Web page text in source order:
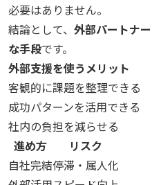
必要はありません。
結論として、 外部パートナ
な手段です。
外部支援を使うメリット
客観的に課題を整理できる
成功パターンを活用できる
社内の負担を減らせる
進め方
リスク
自社完結停滞・属人化